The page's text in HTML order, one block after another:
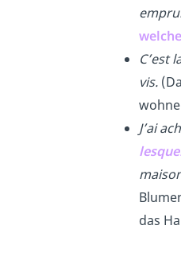
welche
C’est
vis.
J’ai
das